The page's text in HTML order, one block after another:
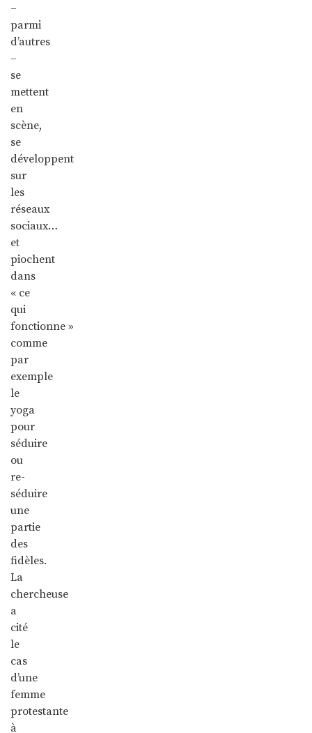
–
parmi
d’autres
–
se
mettent
en
scène,
se
développent
sur
les
réseaux
sociaux…
et
piochent
dans
« ce
qui
fonctionne »
comme
par
exemple
le
yoga
pour
séduire
ou
re-
séduire
une
partie
des
fidèles.
La
chercheuse
a
cité
le
cas
d’une
femme
protestante
à